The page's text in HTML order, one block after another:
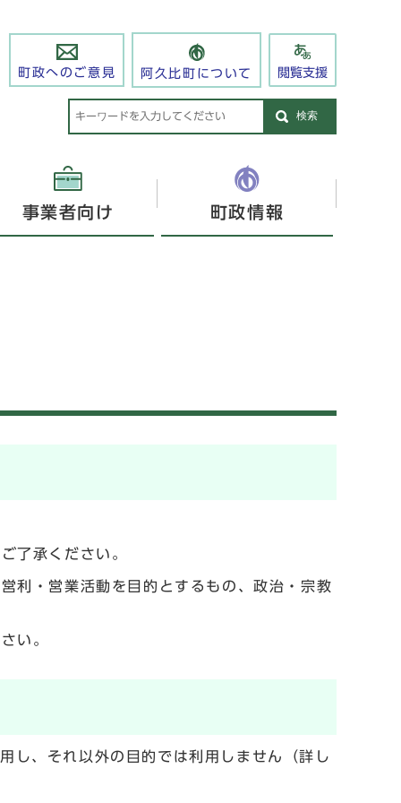
町政へのご意見 阿久比町について 閲覧支援
検索
事業者向け 町政情報
了承ください。
利・営業活動を目的とするもの、政治・宗教
い。
し、それ以外の目的では利用しません（詳し